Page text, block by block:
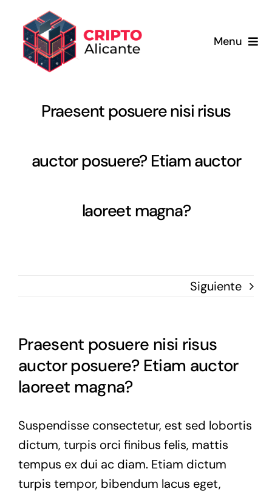
contenido
Menu
Servicios
Praesent posuere nisi risus
auctor posuere? Etiam auctor
laoreet magna?
Siguiente
Praesent posuere nisi risus
auctor posuere? Etiam auctor
laoreet magna?
Suspendisse consectetur, est sed lobortis
dictum, turpis orci finibus felis, mattis
tempus ex dui ac diam. Etiam dictum
turpis tempor, bibendum lacus eget,